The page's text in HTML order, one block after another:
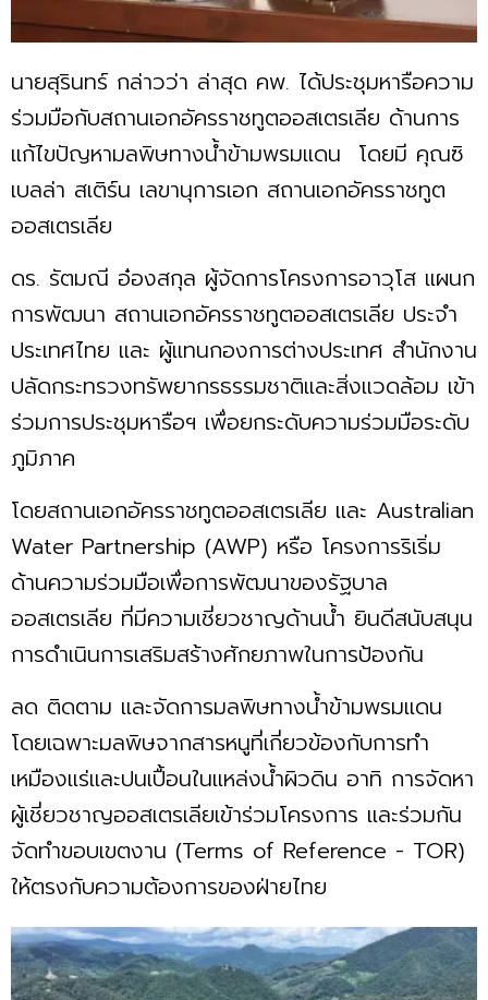
นายสุรินทร์ กล่าวว่า ล่าสุด คพ. ได้ประชุมหารือความ
ร่วมมือกับสถานเอกอัครราชทูตออสเตรเลีย ด้านการ
แก้ไขปัญหามลพิษทางน้ำข้ามพรมแดน โดยมี คุณซิ
เบลล่า สเติร์น เลขานุการเอก สถานเอกอัครราชทูต
ออสเตรเลีย
ดร. รัตมณี อ๋องสกุล ผู้จัดการโครงการอาวุโส แผนก
การพัฒนา สถานเอกอัครราชทูตออสเตรเลีย ประจำ
ประเทศไทย และ ผู้แทนกองการต่างประเทศ สำนักงาน
ปลัดกระทรวงทรัพยากรธรรมชาติและสิ่งแวดล้อม เข้า
ร่วมการประชุมหารือฯ เพื่อยกระดับความร่วมมือระดับ
ภูมิภาค
โดยสถานเอกอัครราชทูตออสเตรเลีย และ Australian
Water Partnership (AWP) หรือ โครงการริเริ่ม
ด้านความร่วมมือเพื่อการพัฒนาของรัฐบาล
ออสเตรเลีย ที่มีความเชี่ยวชาญด้านน้ำ ยินดีสนับสนุน
การดำเนินการเสริมสร้างศักยภาพในการป้องกัน
ลด ติดตาม และจัดการมลพิษทางน้ำข้ามพรมแดน
โดยเฉพาะมลพิษจากสารหนูที่เกี่ยวข้องกับการทำ
เหมืองแร่และปนเปื้อนในแหล่งน้ำผิวดิน อาทิ การจัดหา
ผู้เชี่ยวชาญออสเตรเลียเข้าร่วมโครงการ และร่วมกัน
จัดทำขอบเขตงาน (Terms of Reference - TOR)
ให้ตรงกับความต้องการของฝ่ายไทย